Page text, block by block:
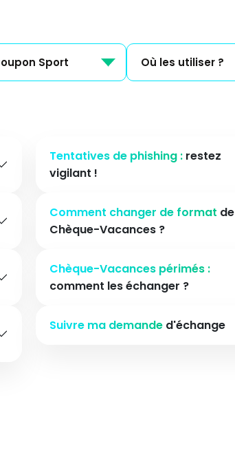
Sport Où les utiliser ?
Tentatives de phishing : restez
vigilant !
Comment changer de format de
Chèque-Vacances ?
Chèque-Vacances périmés :
comment les échanger ?
Suivre ma demande d'échange